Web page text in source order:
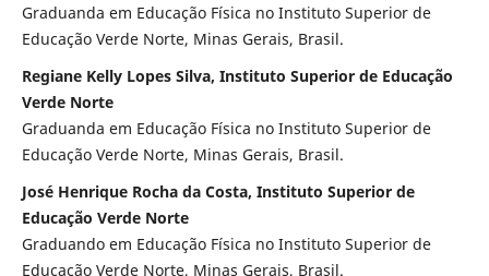
Graduanda em Educação Física no Instituto Superior de
Educação Verde Norte, Minas Gerais, Brasil.
Regiane Kelly Lopes Silva, Instituto Superior de Educação
Verde Norte
Graduanda em Educação Física no Instituto Superior de
Educação Verde Norte, Minas Gerais, Brasil.
José Henrique Rocha da Costa, Instituto Superior de
Educação Verde Norte
Graduando em Educação Física no Instituto Superior de
Educação Verde Norte, Minas Gerais, Brasil.